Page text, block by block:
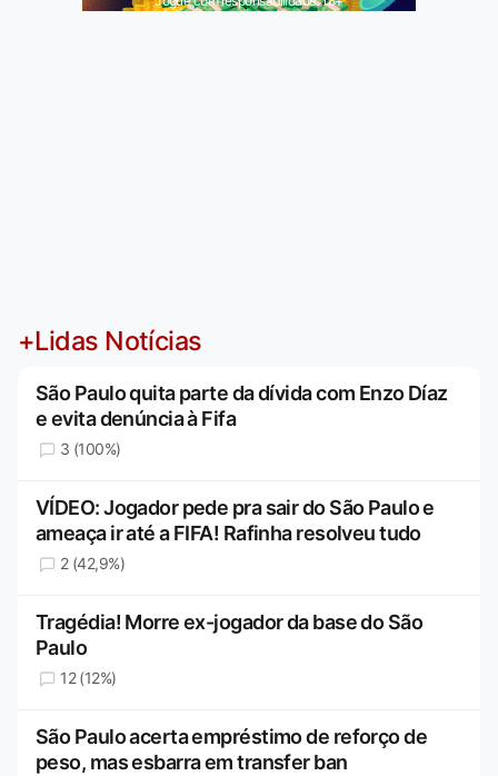
+Lidas Notícias
São Paulo quita parte da dívida com Enzo Díaz
e evita denúncia à Fifa
3 (100%)
VÍDEO: Jogador pede pra sair do São Paulo e
ameaça ir até a FIFA! Rafinha resolveu tudo
2 (42,9%)
Tragédia! Morre ex-jogador da base do São
Paulo
12 (12%)
São Paulo acerta empréstimo de reforço de
peso, mas esbarra em transfer ban